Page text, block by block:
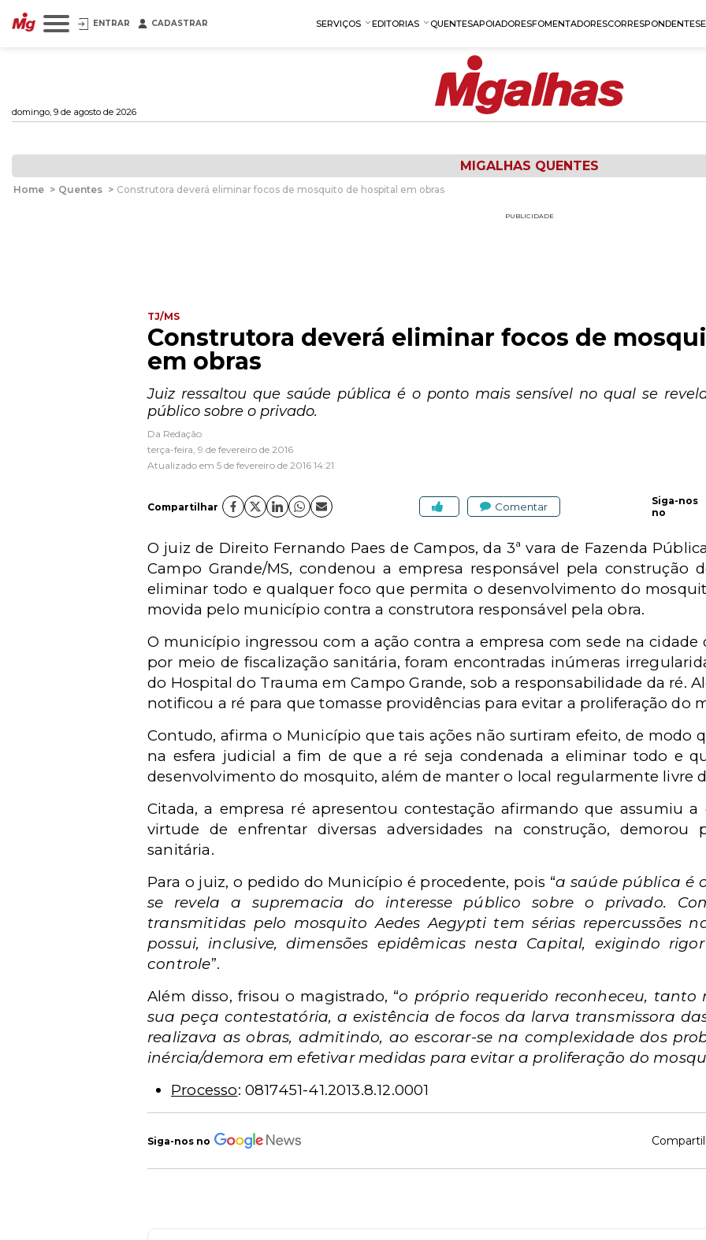
ENTRAR CADASTRAR SERVIÇOS EDITORIAS QUENTESAPOIADORESFOMENTADORESCORRESPONDENTES
domingo, 9 de agosto de 2026
MIGALHAS QUENTES
Home > Quentes > Construtora deverá eliminar focos de mosquito de hospital em obras
PUBLICIDADE
TJ/MS
Construtora deverá eliminar focos de
em obras
Juiz ressaltou que saúde pública é o ponto mais sensível no qual se
público sobre o privado.
Da Redação
terça-feira, 9 de fevereiro de 2016
Atualizado em 5 de fevereiro de 2016 14:21
Compartilhar Comentar
Siga-nos
no
O juiz de Direito Fernando Paes de Campos, da 3ª vara de Fazenda
Campo Grande/MS, condenou a empresa responsável pela
eliminar todo e qualquer foco que permita o desenvolvimento do
movida pelo município contra a construtora responsável pela obra.
O município ingressou com a ação contra a empresa com sede na cidade
por meio de fiscalização sanitária, foram encontradas inúmeras
do Hospital do Trauma em Campo Grande, sob a responsabilidade da ré.
notificou a ré para que tomasse providências para evitar a proliferação do
Contudo, afirma o Município que tais ações não surtiram efeito, de modo
na esfera judicial a fim de que a ré seja condenada a eliminar todo e
desenvolvimento do mosquito, além de manter o local regularmente livre
Citada, a empresa ré apresentou contestação afirmando que assumiu
virtude de enfrentar diversas adversidades na construção, demorou
sanitária.
Para o juiz, o pedido do Município é procedente, pois “a saúde pública é
se revela a supremacia do interesse público sobre o privado.
transmitidas pelo mosquito Aedes Aegypti tem sérias repercussões
possui, inclusive, dimensões epidêmicas nesta Capital, exigindo
controle”.
Além disso, frisou o magistrado, “o próprio requerido reconheceu,
sua peça contestatória, a existência de focos da larva transmissora
realizava as obras, admitindo, ao escorar-se na complexidade dos
inércia/demora em efetivar medidas para evitar a proliferação do
Processo: 0817451-41.2013.8.12.0001
Siga-nos no